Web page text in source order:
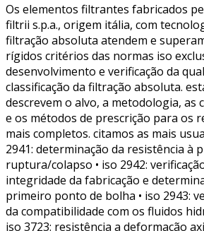
Os elementos filtrantes fabricados
filtrii s.p.a., origem itália, com
filtração absoluta atendem e
rígidos critérios das normas iso
desenvolvimento e verificação da
classificação da filtração absoluta.
descrevem o alvo, a metodologia, as
e os métodos de prescrição para os
mais completos. citamos as mais
2941: determinação da resistência à
ruptura/colapso • iso 2942:
integridade da fabricação e
primeiro ponto de bolha • iso 2943:
da compatibilidade com os fluidos
iso 3723: resistência a deformação